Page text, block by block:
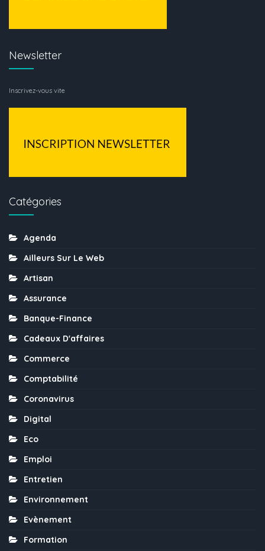
Newsletter
Inscrivez-vous vite
Catégories
Agenda
Ailleurs Sur Le Web
Artisan
Assurance
Banque-Finance
Cadeaux D'affaires
Commerce
Comptabilité
Coronavirus
Digital
Eco
Emploi
Entretien
Environnement
Evènement
Formation